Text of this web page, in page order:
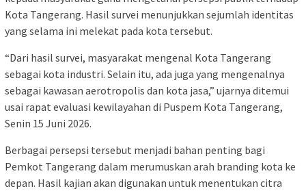
Kota Tangerang. Hasil survei menunjukkan sejumlah identitas
yang selama ini melekat pada kota tersebut.
“Dari hasil survei, masyarakat mengenal Kota Tangerang
sebagai kota industri. Selain itu, ada juga yang mengenalnya
sebagai kawasan aerotropolis dan kota jasa,” ujarnya ditemui
usai rapat evaluasi kewilayahan di Puspem Kota Tangerang,
Senin 15 Juni 2026.
Berbagai persepsi tersebut menjadi bahan penting bagi
Pemkot Tangerang dalam merumuskan arah branding kota ke
depan. Hasil kajian akan digunakan untuk menentukan citra